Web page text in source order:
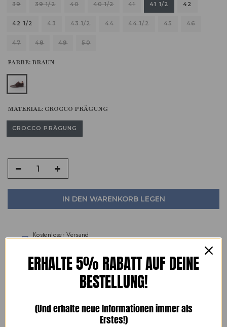
39 39 1/2 40 40 1/2 41 41 1/2 42
42 1/2 43 43 1/2 44 44 1/2 45 46
47 48 49 50
FARBE: BRAUN
MATERIAL: CROCCO PRÄGUNG
CROCCO PRÄGUNG
IN DEN WARENKORB LEGEN
Kostenloser Versand
Einfache Rückgabe
14 Tage · kostenloser Rückversand
seit 1989
ERHALTE 5% RABATT AUF DEINE
BESTELLUNG!
(Und erhalte neue Informationen immer als
Erstes!)